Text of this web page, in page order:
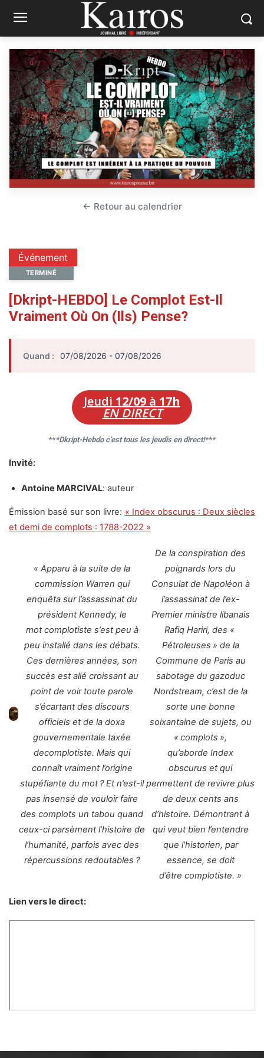
Événement
TERMINÉ
[Dkript-HEBDO] Le Complot Est-Il
Vraiment Où On (ils) Pense?
Quand : 07/08/2026 - 07/08/2026
Jeudi 12/09 à 17h
EN DIRECT
***Dkript-Hebdo c’est tous les jeudis en direct!***
Invité:
Antoine MARCIVAL: auteur
Émission basé sur son livre: « Index obscurus : Deux siècles
et demi de complots : 1788-2022 »
« Apparu à la suite de la
commission Warren qui
enquêta sur l’assassinat du
président Kennedy, le
mot complotiste s’est peu à
peu installé dans les débats.
Ces dernières années, son
succès est allé croissant au
point de voir toute parole
s’écartant des discours
officiels et de la doxa
gouvernementale taxée
decomplotiste. Mais qui
connaît vraiment l’origine
stupéfiante du mot ? Et n’est-il
pas insensé de vouloir faire
des complots un tabou quand
ceux-ci parsèment l’histoire de
l’humanité, parfois avec des
répercussions redoutables ?
De la conspiration des
poignards lors du
Consulat de Napoléon à
l’assassinat de l’ex-
Premier ministre libanais
Rafiq Hariri, des «
Pétroleuses » de la
Commune de Paris au
sabotage du gazoduc
Nordstream, c’est de la
sorte une bonne
soixantaine de sujets, ou
« complots »,
qu’aborde Index
obscurus et qui
permettent de revivre plus
de deux cents ans
d’histoire. Démontrant à
qui veut bien l’entendre
que l’historien, par
essence, se doit
d’être complotiste. »
Lien vers le direct:
← Retour au calendrier